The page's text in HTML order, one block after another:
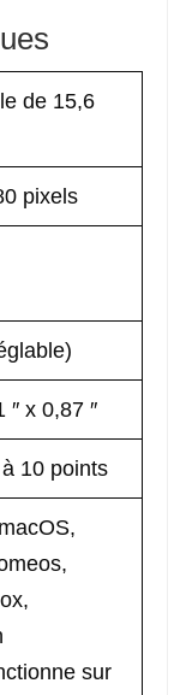
de 15,6
pixels
″ x 0,87 ″
10 points
sur